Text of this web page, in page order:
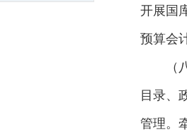
开展国
预算会
目录、
管理。